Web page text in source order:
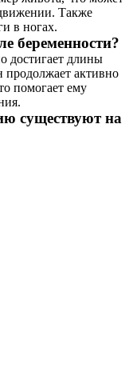
Также
в ногах.
беременности?
достигает длины
продолжает активно
помогает ему
существуют на